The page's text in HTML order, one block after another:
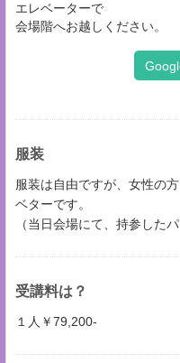
エレベーターで
会場階へお越しください。
服装
服装は自由ですが、女性の
ベターです。
（当日会場にて、持参した
受講料は？
１人￥79,200-